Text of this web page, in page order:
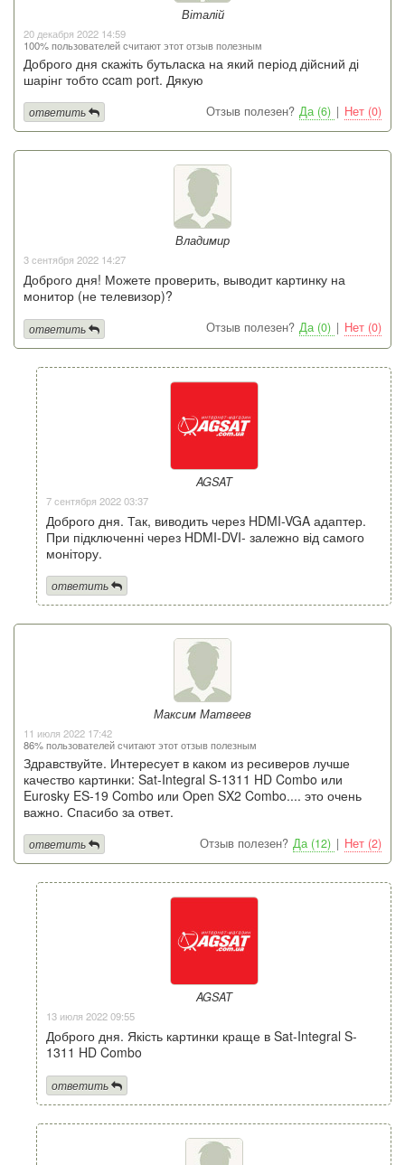
Віталій
20 декабря 2022 14:59
100% пользователей считают этот отзыв полезным
Доброго дня скажіть бутьласка на який період дійсний ді
шарінг тобто ccam port. Дякую
Отзыв полезен? Да (6) | Нет (0)
ответить
Владимир
3 сентября 2022 14:27
Доброго дня! Можете проверить, выводит картинку на
монитор (не телевизор)?
Отзыв полезен? Да (0) | Нет (0)
ответить
AGSAT
7 сентября 2022 03:37
Доброго дня. Так, виводить через HDMI-VGA адаптер.
При підключенні через HDMI-DVI- залежно від самого
монітору.
ответить
Максим Матвеев
11 июля 2022 17:42
86% пользователей считают этот отзыв полезным
Здравствуйте. Интересует в каком из ресиверов лучше
качество картинки: Sat-Integral S-1311 HD Combo или
Eurosky ES-19 Combo или Open SX2 Combo.... это очень
важно. Спасибо за ответ.
Отзыв полезен? Да (12) | Нет (2)
ответить
AGSAT
13 июля 2022 09:55
Доброго дня. Якість картинки краще в Sat-Integral S-
1311 HD Combo
ответить